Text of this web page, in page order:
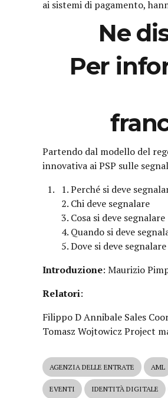
ai sistemi di pagamento,
Ne
Per
Partendo dal modello del
innovativa ai PSP sulle
Perché si deve
Chi deve segnalare
Cosa si deve segnalare
Quando si deve
Dove si deve segnalare
Introduzione: Maurizio
Relatori:
Filippo D Annibale Sales
Tomasz Wojtowicz Project
AGENZIA DELLE ENTRATE AML
EVENTI IDENTITÀ DIGITALE